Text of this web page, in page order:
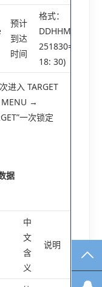
预计
到达
时间
格式：
DDHHMM(例：
251830=25日
18: 30)
进入 TARGET
→
一次锁定
据
中
文
含
义
说明